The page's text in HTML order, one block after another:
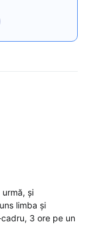
și
limba și
3 ore pe un